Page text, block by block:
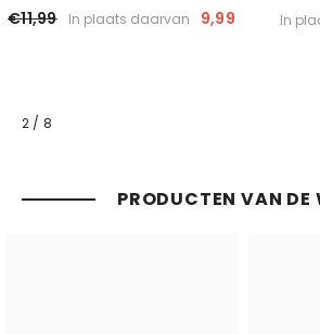
€11,99 In plaats daarvan 9,99 In
2 / van
8
PRODUCTEN VAN DE